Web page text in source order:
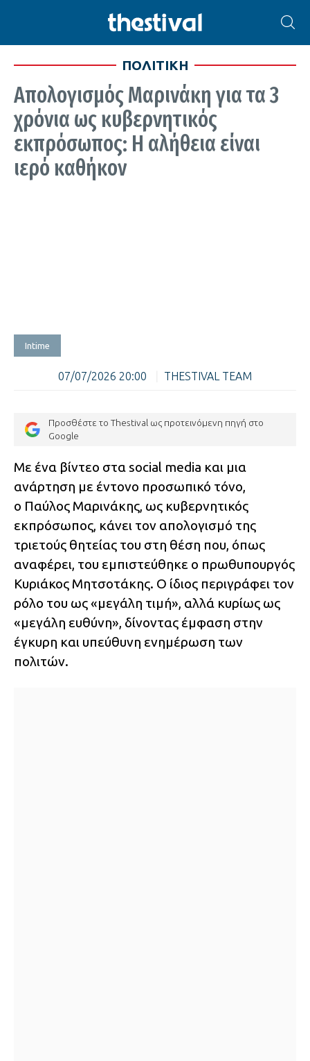
ΠΟΛΙΤΙΚΗ
Απολογισμός Μαρινάκη για τα 3
χρόνια ως κυβερνητικός
εκπρόσωπος: Η αλήθεια είναι
ιερό καθήκον
Intime
07/07/2026 20:00 THESTIVAL TEAM
Προσθέστε το Thestival ως προτεινόμενη πηγή στο
Google
Με ένα βίντεο στα social media και μια
ανάρτηση με έντονο προσωπικό τόνο,
ο Παύλος Μαρινάκης, ως κυβερνητικός
εκπρόσωπος, κάνει τον απολογισμό της
τριετούς θητείας του στη θέση που, όπως
αναφέρει, του εμπιστεύθηκε ο πρωθυπουργός
Κυριάκος Μητσοτάκης. Ο ίδιος περιγράφει τον
ρόλο του ως «μεγάλη τιμή», αλλά κυρίως ως
«μεγάλη ευθύνη», δίνοντας έμφαση στην
έγκυρη και υπεύθυνη ενημέρωση των
πολιτών.